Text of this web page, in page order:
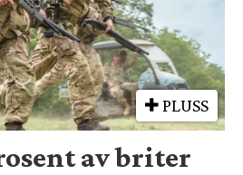
PLUSS
av briter